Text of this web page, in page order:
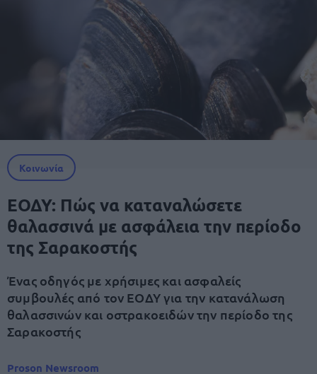
Κοινωνία
ΕΟΔΥ: Πώς να καταναλώσετε
θαλασσινά με ασφάλεια την περίοδο
της Σαρακοστής
Ένας οδηγός με χρήσιμες και ασφαλείς
συμβουλές από τον ΕΟΔΥ για την κατανάλωση
θαλασσινών και οστρακοειδών την περίοδο της
Σαρακοστής
Proson Newsroom